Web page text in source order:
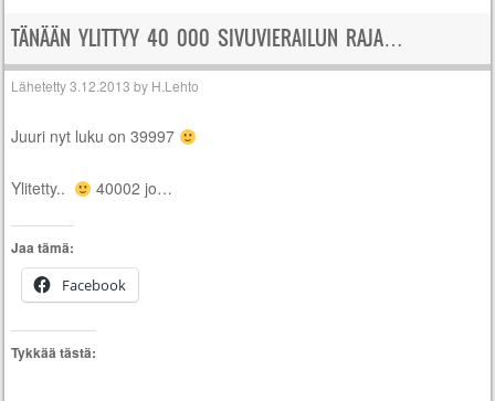
TÄNÄÄN YLITTYY 40 000 SIVUVIERAILUN RAJA…
Lähetetty3.12.2013 by H.Lehto
Juuri nyt luku on 39997
Ylitetty.. 40002 jo…
Jaa tämä:
Facebook
Tykkää tästä: